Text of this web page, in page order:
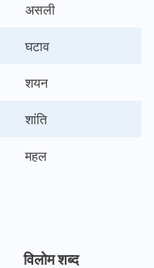
असली
घटाव
शयन
शांति
महल
विलोम शब्द